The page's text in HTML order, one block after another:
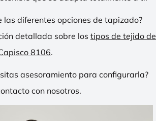
las diferentes opciones de tapizado?
detallada sobre los tipos de tejido de
8106.
asesoramiento para configurarla?
con nosotros.